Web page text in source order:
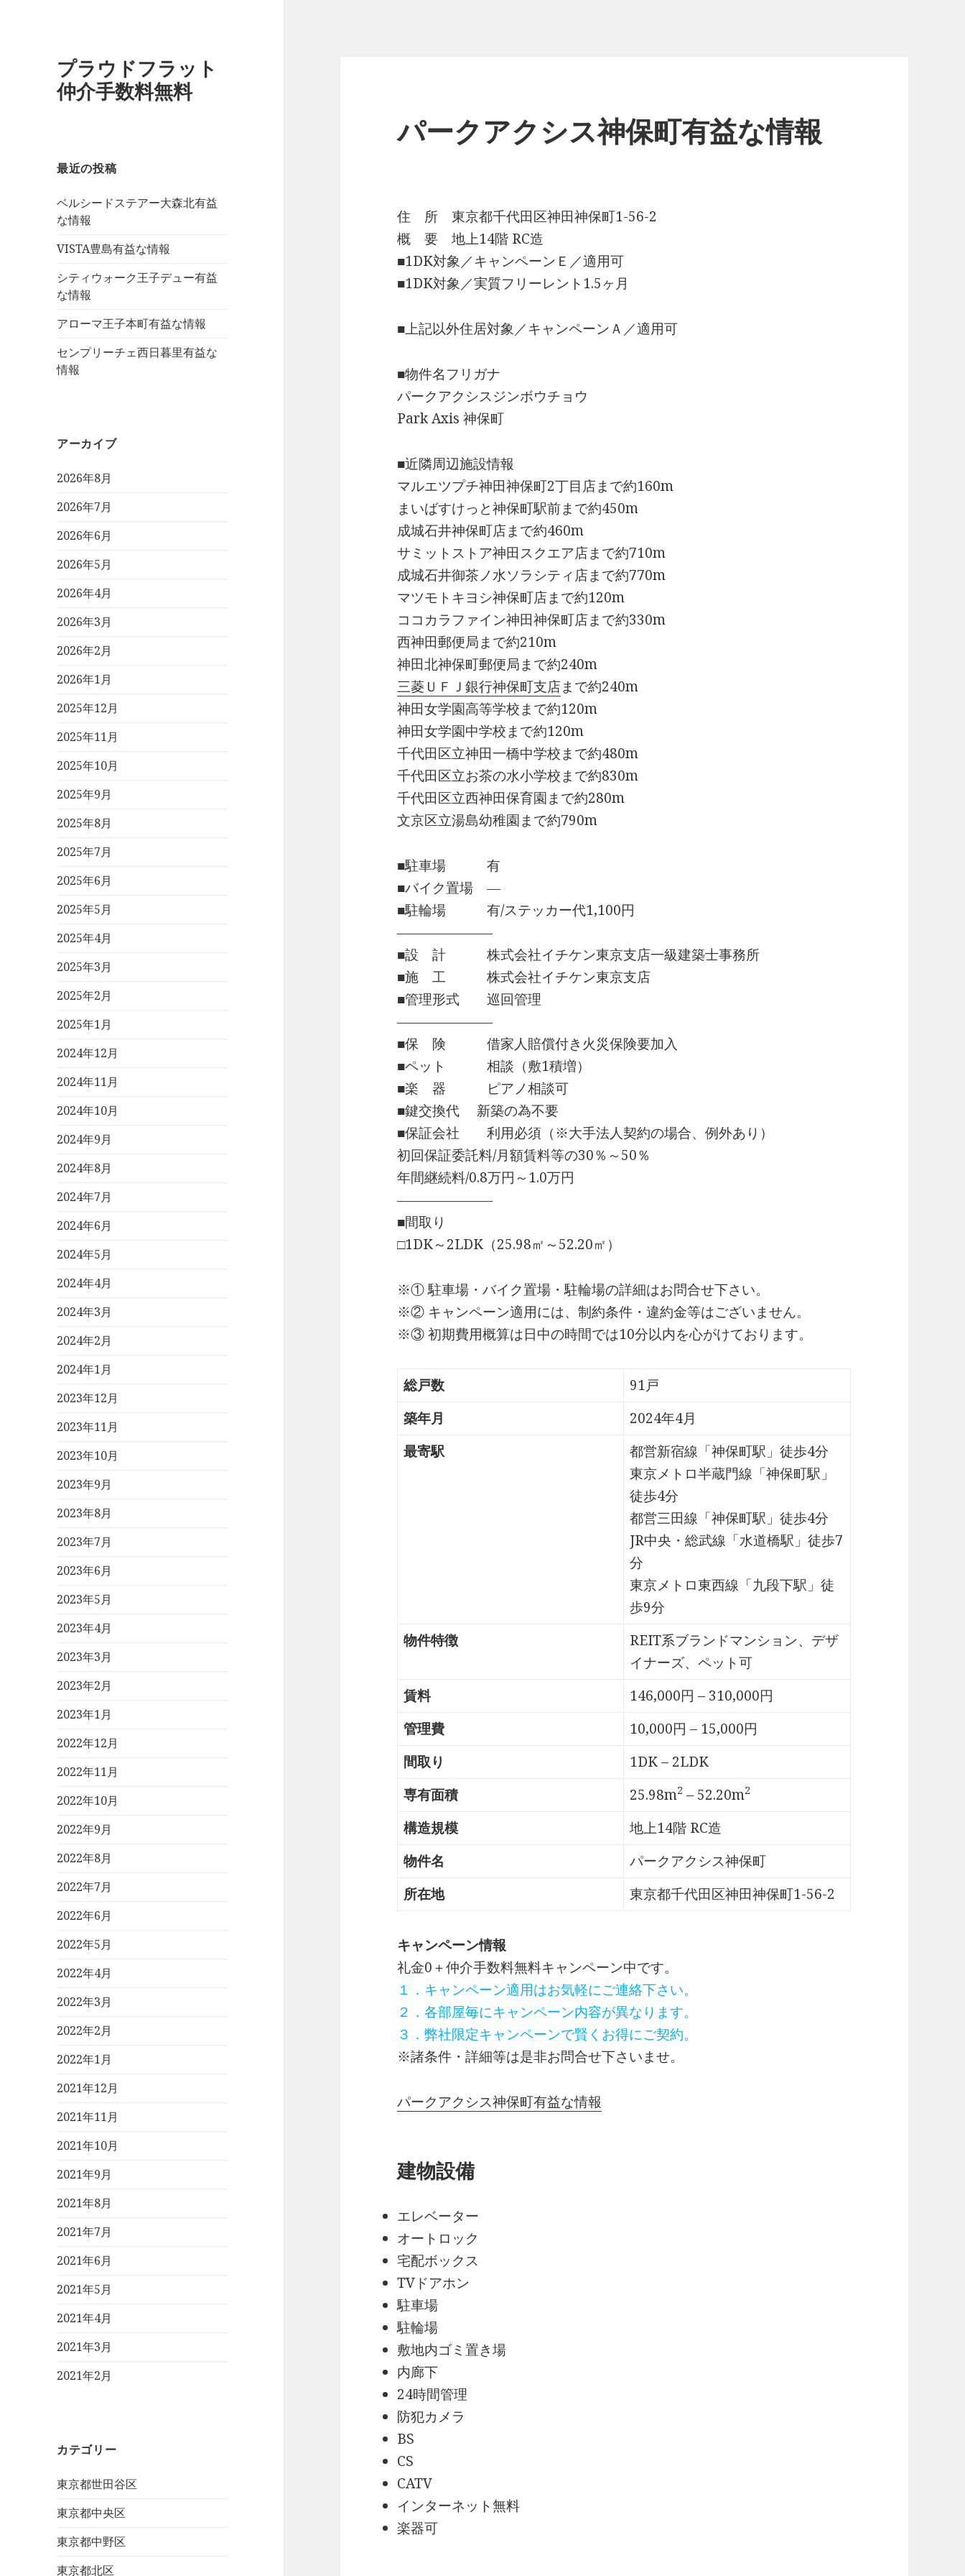
プラウドフラット
仲介手数料無料
最近の投稿
ベルシードステアー大森北有益
な情報
VISTA豊島有益な情報
シティウォーク王子デュー有益
な情報
アローマ王子本町有益な情報
センプリーチェ西日暮里有益な
情報
アーカイブ
2026年8月
2026年7月
2026年6月
2026年5月
2026年4月
2026年3月
2026年2月
2026年1月
2025年12月
2025年11月
2025年10月
2025年9月
2025年8月
2025年7月
2025年6月
2025年5月
2025年4月
2025年3月
2025年2月
2025年1月
2024年12月
2024年11月
2024年10月
2024年9月
2024年8月
2024年7月
2024年6月
2024年5月
2024年4月
2024年3月
2024年2月
2024年1月
2023年12月
2023年11月
2023年10月
2023年9月
2023年8月
2023年7月
2023年6月
2023年5月
2023年4月
2023年3月
2023年2月
2023年1月
2022年12月
2022年11月
2022年10月
2022年9月
2022年8月
2022年7月
2022年6月
2022年5月
2022年4月
2022年3月
2022年2月
2022年1月
2021年12月
2021年11月
2021年10月
2021年9月
2021年8月
2021年7月
2021年6月
2021年5月
2021年4月
2021年3月
2021年2月
カテゴリー
東京都世田谷区
東京都中央区
東京都中野区
東京都北区
パークアクシス神保町有益な情報
住 所 東京都千代田区神田神保町1-56-2
概 要 地上14階 RC造
■1DK対象／キャンペーンＥ／適用可
■1DK対象／実質フリーレント1.5ヶ月
■上記以外住居対象／キャンペーンＡ／適用可
■物件名フリガナ
パークアクシスジンボウチョウ
Park Axis 神保町
■近隣周辺施設情報
マルエツプチ神田神保町2丁目店まで約160m
まいばすけっと神保町駅前まで約450m
成城石井神保町店まで約460m
サミットストア神田スクエア店まで約710m
成城石井御茶ノ水ソラシティ店まで約770m
マツモトキヨシ神保町店まで約120m
ココカラファイン神田神保町店まで約330m
西神田郵便局まで約210m
神田北神保町郵便局まで約240m
三菱ＵＦＪ銀行神保町支店まで約240m
神田女学園高等学校まで約120m
神田女学園中学校まで約120m
千代田区立神田一橋中学校まで約480m
千代田区立お茶の水小学校まで約830m
千代田区立西神田保育園まで約280m
文京区立湯島幼稚園まで約790m
■駐車場 有
■バイク置場 ―
■駐輪場 有/ステッカー代1,100円
―――――――
■設 計 株式会社イチケン東京支店一級建築士事務所
■施 工 株式会社イチケン東京支店
■管理形式 巡回管理
―――――――
■保 険 借家人賠償付き火災保険要加入
■ペット 相談（敷1積増）
■楽 器 ピアノ相談可
■鍵交換代 新築の為不要
■保証会社 利用必須（※大手法人契約の場合、例外あり）
初回保証委託料/月額賃料等の30％～50％
年間継続料/0.8万円～1.0万円
―――――――
■間取り
□1DK～2LDK（25.98㎡～52.20㎡）
※① 駐車場・バイク置場・駐輪場の詳細はお問合せ下さい。
※② キャンペーン適用には、制約条件・違約金等はございません。
※③ 初期費用概算は日中の時間では10分以内を心がけております。
総戸数
91戸
築年月
2024年4月
最寄駅
都営新宿線「神保町駅」徒歩4分
東京メトロ半蔵門線「神保町駅」
徒歩4分
都営三田線「神保町駅」徒歩4分
JR中央・総武線「水道橋駅」徒歩7
分
東京メトロ東西線「九段下駅」徒
歩9分
物件特徴
REIT系ブランドマンション、デザ
イナーズ、ペット可
賃料
146,000円 – 310,000円
管理費
10,000円 – 15,000円
間取り
1DK – 2LDK
専有面積
25.98m2 – 52.20m2
構造規模
地上14階 RC造
物件名
パークアクシス神保町
所在地
東京都千代田区神田神保町1-56-2
キャンペーン情報
礼金0＋仲介手数料無料キャンペーン中です。
１．キャンペーン適用はお気軽にご連絡下さい。
２．各部屋毎にキャンペーン内容が異なります。
３．弊社限定キャンペーンで賢くお得にご契約。
※諸条件・詳細等は是非お問合せ下さいませ。
パークアクシス神保町有益な情報
建物設備
エレベーター
オートロック
宅配ボックス
TVドアホン
駐車場
駐輪場
敷地内ゴミ置き場
内廊下
24時間管理
防犯カメラ
BS
CS
CATV
インターネット無料
楽器可